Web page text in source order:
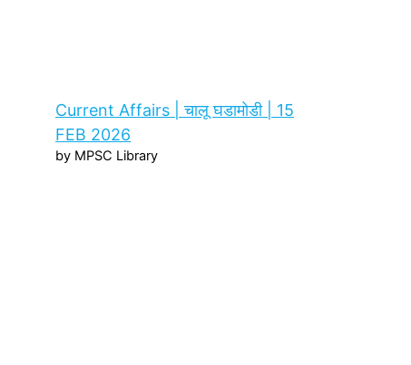
Current Affairs | चालू घडामोडी | 15
FEB 2026
by MPSC Library